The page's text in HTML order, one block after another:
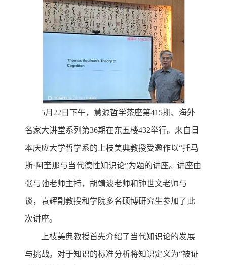
5月22日下午，慧源哲学茶座第415期、海外
名家大讲堂系列第36期在东五楼432举行。来自日
本庆应大学哲学系的上枝美典教授受邀作以“托马
斯·阿奎那与当代德性知识论”为题的讲座。讲座由
张与弛老师主持，胡靖波老师和钟世文老师与
谈，袁辉副教授和学院多名硕博研究生参加了此
次讲座。
上枝美典教授首先介绍了当代知识论的发展
与挑战。对于知识的标准分析将知识定义为“被证